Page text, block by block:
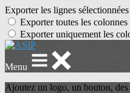
Exporter les lignes sélectionnées
Exporter toutes les colonnes
Exporter uniquement les
Menu
Ajoutez un logo, un bouton, des